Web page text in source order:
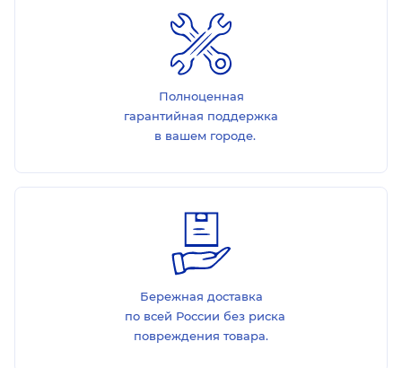
Полноценная
гарантийная поддержка
в вашем городе.
Бережная доставка
по всей России без риска
повреждения товара.